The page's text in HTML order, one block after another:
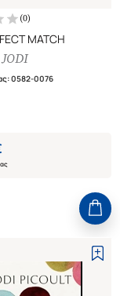
(0)
MATCH
:0582-0076